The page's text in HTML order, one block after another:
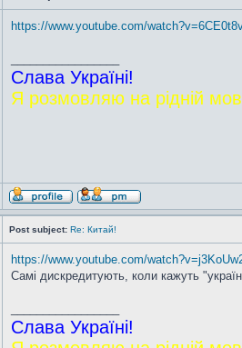
https://www.youtube.com/
Слава Україні!
Я розмовляю на рідній
Post subject: Re: Китай!
https://www.youtube.com/
Самі дискредитують, коли кажуть
Слава Україні!